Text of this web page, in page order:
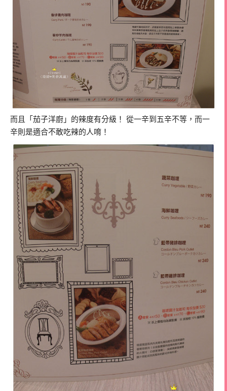
而且「茄子洋廚」的辣度有分級！ 從一辛到五辛不等，而一
辛則是適合不敢吃辣的人唷！